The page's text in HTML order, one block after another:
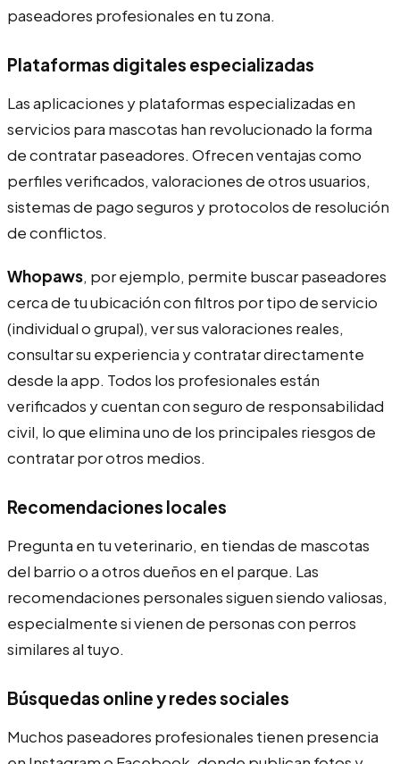
paseadores profesionales en tu zona.
Plataformas digitales especializadas
Las aplicaciones y plataformas especializadas en
servicios para mascotas han revolucionado la forma
de contratar paseadores. Ofrecen ventajas como
perfiles verificados, valoraciones de otros usuarios,
sistemas de pago seguros y protocolos de resolución
de conflictos.
Whopaws, por ejemplo, permite buscar paseadores
cerca de tu ubicación con filtros por tipo de servicio
(individual o grupal), ver sus valoraciones reales,
consultar su experiencia y contratar directamente
desde la app. Todos los profesionales están
verificados y cuentan con seguro de responsabilidad
civil, lo que elimina uno de los principales riesgos de
contratar por otros medios.
Recomendaciones locales
Pregunta en tu veterinario, en tiendas de mascotas
del barrio o a otros dueños en el parque. Las
recomendaciones personales siguen siendo valiosas,
especialmente si vienen de personas con perros
similares al tuyo.
Búsquedas online y redes sociales
Muchos paseadores profesionales tienen presencia